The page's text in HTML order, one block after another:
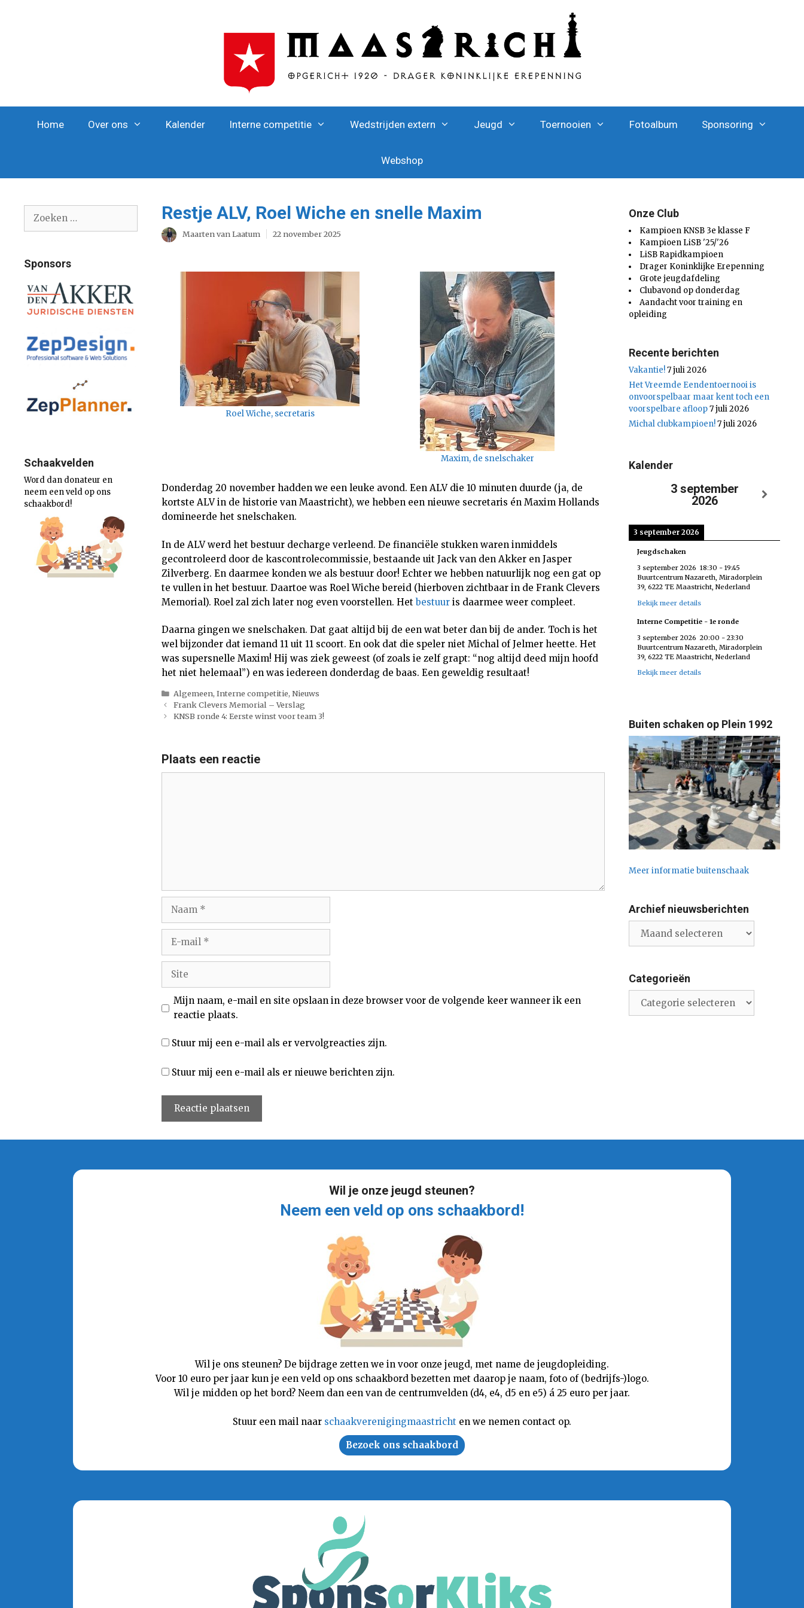
Home Over ons Kalender Interne competitie Wedstrijden extern Jeugd Toernooien Fotoalbum Sponsoring
Webshop
Restje ALV, Roel Wiche en snelle Maxim
Maarten van Laatum 22 november 2025
Roel Wiche, secretaris
Maxim, de snelschaker
Donderdag 20 november hadden we een leuke avond. Een ALV die 10 minuten duurde (ja, de
kortste ALV in de historie van Maastricht), we hebben een nieuwe secretaris én Maxim Hollands
domineerde het snelschaken.
In de ALV werd het bestuur decharge verleend. De financiële stukken waren inmiddels
gecontroleerd door de kascontrolecommissie, bestaande uit Jack van den Akker en Jasper
Zilverberg. En daarmee konden we als bestuur door! Echter we hebben natuurlijk nog een gat op
te vullen in het bestuur. Daartoe was Roel Wiche bereid (hierboven zichtbaar in de Frank Clevers
Memorial). Roel zal zich later nog even voorstellen. Hetbestuuris daarmee weer compleet.
Daarna gingen we snelschaken. Dat gaat altijd bij de een wat beter dan bij de ander. Toch is het
wel bijzonder dat iemand 11 uit 11 scoort. En ook dat die speler niet Michal of Jelmer heette. Het
was supersnelle Maxim! Hij was ziek geweest (of zoals ie zelf grapt: “nog altijd deed mijn hoofd
het niet helemaal”) en was iedereen donderdag de baas. Een geweldig resultaat!
Categorieën
Algemeen,Interne competitie,Nieuws
Frank Clevers Memorial – Verslag
KNSB ronde 4: Eerste winst voor team 3!
Plaats een reactie
Naam
Site
Mijn naam, e-mail en site opslaan in deze browser voor de volgende keer wanneer ik een
reactie plaats.
Stuur mij een e-mail als er vervolgreacties zijn.
Stuur mij een e-mail als er nieuwe berichten zijn.
naar:
Sponsors
Schaakvelden
Word dan donateur en
neem een veld op ons
schaakbord!
Onze Club
Kampioen KNSB 3e klasse F
Kampioen LiSB '25/'26
LiSB Rapidkampioen
Drager Koninklijke Erepenning
Grote jeugdafdeling
Clubavond op donderdag
Aandacht voor training en
opleiding
Recente berichten
Vakantie!7 juli 2026
Het Vreemde Eendentoernooi is
onvoorspelbaar maar kent toch een
voorspelbare afloop7 juli 2026
Michal clubkampioen!7 juli 2026
Kalender
3 september
2026
3 september 2026
Jeugdschaken
3 september 2026 18:30 -19:45
Buurtcentrum Nazareth, Miradorplein
39, 6222 TE Maastricht, Nederland
Bekijk meer details
Interne Competitie - 1e ronde
3 september 2026 20:00 -23:30
Buurtcentrum Nazareth, Miradorplein
39, 6222 TE Maastricht, Nederland
Bekijk meer details
Buiten schaken op Plein 1992
Meer informatie buitenschaak
Archief nieuwsberichten
nieuwsberichten
Categorieën
Wil je onze jeugd steunen?
Neem een veld op ons schaakbord!
Wil je ons steunen? De bijdrage zetten we in voor onze jeugd, met name de jeugdopleiding.
Voor 10 euro per jaar kun je een veld op ons schaakbord bezetten met daarop je naam, foto of (bedrijfs-)logo.
Wil je midden op het bord? Neem dan een van de centrumvelden (d4, e4, d5 en e5) á 25 euro per jaar.
Stuur een mail naar schaakverenigingmaastricht en we nemen contact op.
Bezoek ons schaakbord